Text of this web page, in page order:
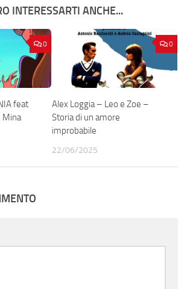
INTERESSARTI ANCHE...
0
feat
Mina
0
Alex Loggia – Leo e Zoe –
Storia di un amore
improbabile
22/06/2025